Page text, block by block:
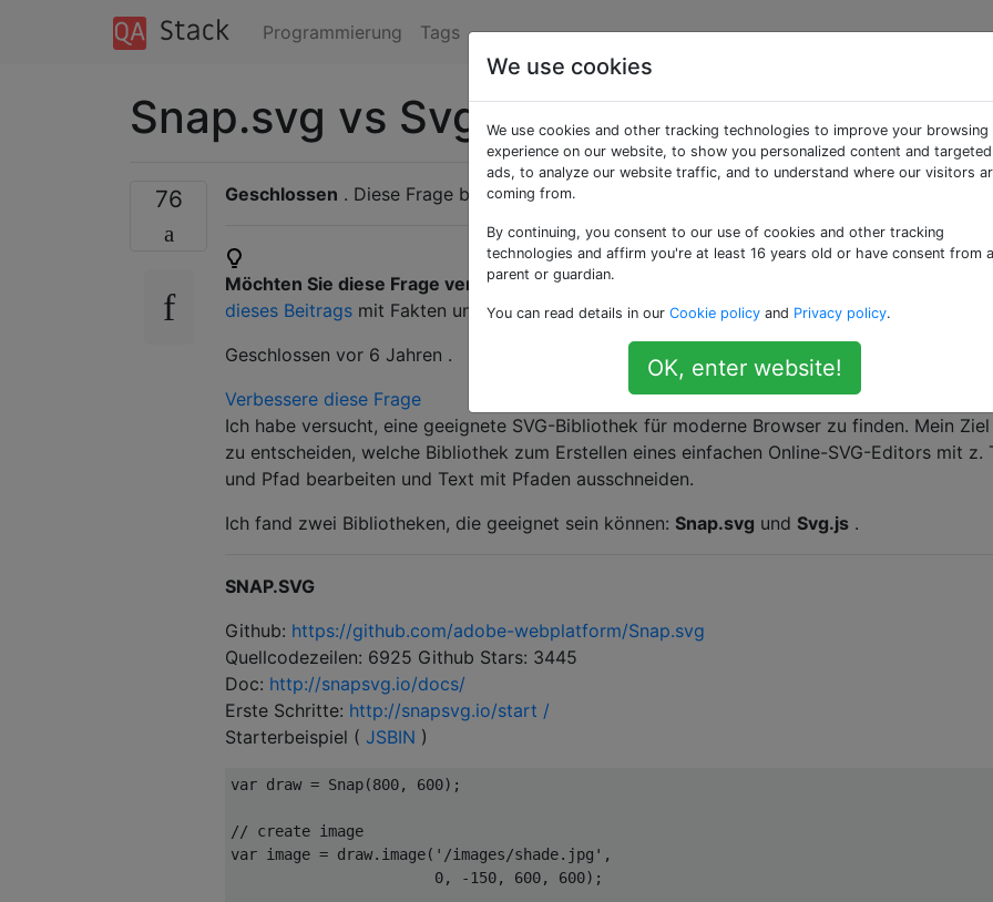
Programmierung Tags
Snap.svg vs Svg.js [geschlossen]
76 Geschlossen . Diese Frage basiert aufMeinungen . Derzeit werden keine Antworten
Möchten Sie diese Frage verbessern?Aktualisieren Sie die Frage, damit sie durch
dieses Beitrags mit Fakten und Zitaten beantwortet werden kann .
Geschlossen vor 6 Jahren .
Verbessere diese Frage
Ich habe versucht, eine geeignete SVG-Bibliothek für moderne Browser zu finden. Mein
zu entscheiden, welche Bibliothek zum Erstellen eines einfachen Online-SVG-Editors mit z.
und Pfad bearbeiten und Text mit Pfaden ausschneiden.
Ich fand zwei Bibliotheken, die geeignet sein können: Snap.svg und Svg.js .
SNAP.SVG
Github: https://github.com/adobe-webplatform/Snap.svg
Quellcodezeilen: 6925 Github Stars: 3445
Doc: http://snapsvg.io/docs/
Erste Schritte: http://snapsvg.io/start /
Starterbeispiel ( JSBIN )
var draw = Snap(800, 600);
// create image
var image = draw.image( '/images/shade.jpg' ,
0, -150, 600, 600);
We use cookies
We use cookies and other tracking technologies to improve your browsing
experience on our website, to show you personalized content and targeted
ads, to analyze our website traffic, and to understand where our visitors
coming from.
By continuing, you consent to our use of cookies and other tracking
technologies and affirm you're at least 16 years old or have consent from a
parent or guardian.
You can read details in our Cookie policy and Privacy policy.
OK, enter website!